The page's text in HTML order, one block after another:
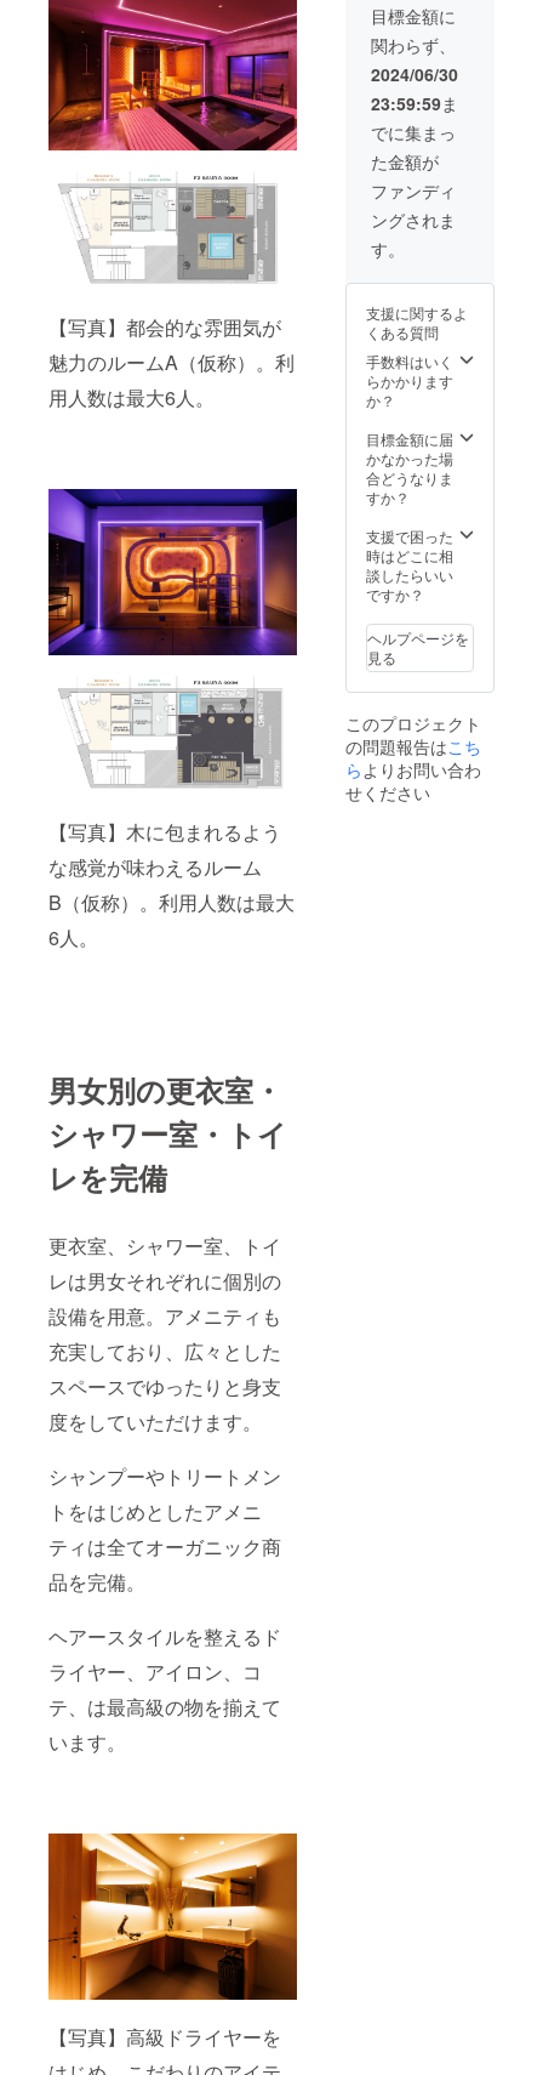
【写真】都会的な雰囲気が
魅力のルームA（仮称）。利
用人数は最大6人。
【写真】木に包まれるよう
な感覚が味わえるルーム
B（仮称）。利用人数は最大
6人。
男女別の更衣室・
シャワー室・トイ
レを完備
更衣室、シャワー室、トイ
レは男女それぞれに個別の
設備を用意。アメニティも
充実しており、広々とした
スペースでゆったりと身支
度をしていただけます。
シャンプーやトリートメン
トをはじめとしたアメニ
ティは全てオーガニック商
品を完備。
ヘアースタイルを整えるド
ライヤー、アイロン、コ
テ、は最高級の物を揃えて
います。
【写真】高級ドライヤーを
目標金額に
関わらず、
2024/06/30
23:59:59ま
でに集まっ
た金額が
ファンディ
ングされま
す。
支援に関するよ
くある質問
手数料はいく
らかかります
か？
目標金額に届
かなかった場
合どうなりま
すか？
支援で困った
時はどこに相
談したらいい
ですか？
ヘルプページを
見る
このプロジェクト
の問題報告はこち
ら よりお問い合わ
せください